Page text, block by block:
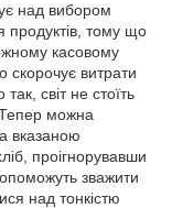
над вибором
продуктів, тому що
касовому
скорочує витрати
світ не стоїть
Тепер можна
вказаною
проігнорувавши
зважити
над тонкістю